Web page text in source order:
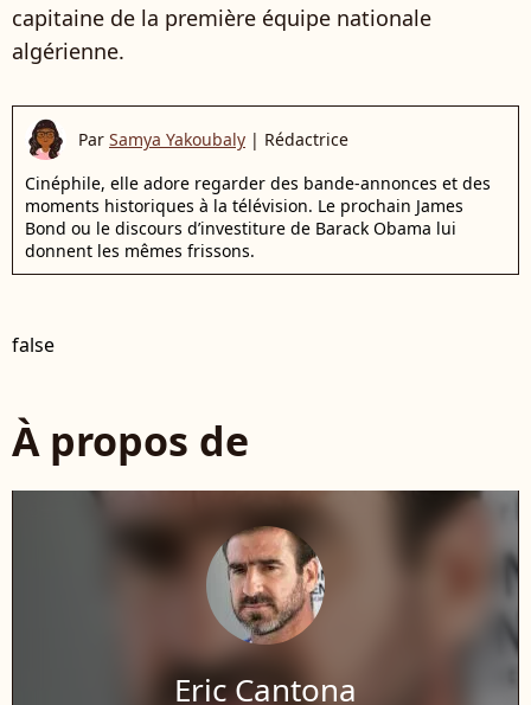
capitaine de la première équipe nationale
algérienne.
Par Samya Yakoubaly | Rédactrice
Cinéphile, elle adore regarder des bande-annonces et des
moments historiques à la télévision. Le prochain James
Bond ou le discours d’investiture de Barack Obama lui
donnent les mêmes frissons.
false
À propos de
Eric Cantona